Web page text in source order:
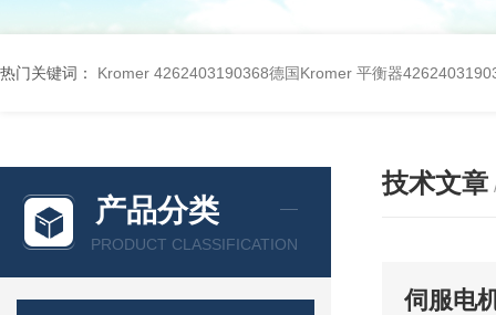
热门关键词： Kromer 4262403190368德国Kromer 平衡器
产品分类
PRODUCT CLASSIFICATION
技术文章
伺服电